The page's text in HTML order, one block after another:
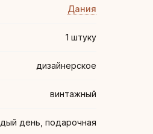
Дания
1 штуку
дизайнерское
винтажный
день, подарочная